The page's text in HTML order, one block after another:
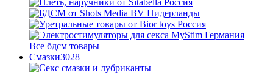
Все бдсм товары
Смазки3028